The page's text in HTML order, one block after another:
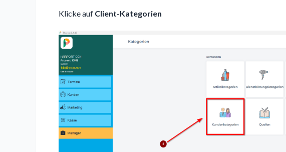
Klicke auf Client-Kategorien